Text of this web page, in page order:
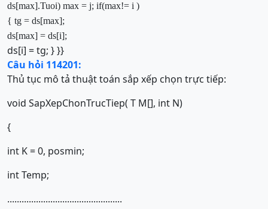
ds[max].Tuoi) max = j; if(max!= i )
{ tg = ds[max];
ds[max] = ds[i];
ds[i] = tg; } }}
Câu hỏi 114201:
Thủ tục mô tả thuật toán sắp xếp chọn trực tiếp:
void SapXepChonTrucTiep( T M[], int N)
{
int K = 0, posmin;
int Temp;
................................................